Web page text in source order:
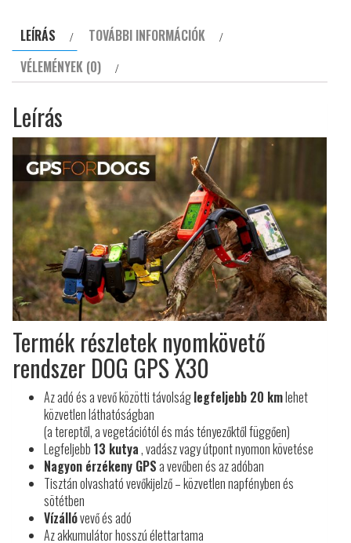
nyakörv
DOGTRACE
narancs
mennyiség
LEÍRÁS
TOVÁBBI INFORMÁCIÓK
VÉLEMÉNYEK (0)
Leírás
Termék részletek nyomkövető
rendszer DOG GPS X30
Az adó és a vevő közötti távolságlegfeljebb 20 kmlehet
közvetlen láthatóságban
(a tereptől, a vegetációtól és más tényezőktől függően)
Legfeljebb 13 kutya, vadász vagy útpont nyomon követése
Nagyon érzékeny GPSa vevőben és az adóban
Tisztán olvasható vevőkijelző – közvetlen napfényben és
sötétben
Vízállóvevő és adó
Az akkumulátor hosszú élettartama